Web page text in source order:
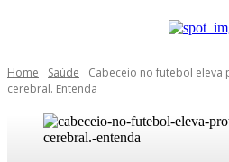
Home Saúde
Cabeceio no futebol eleva
cerebral. Entenda